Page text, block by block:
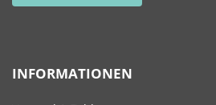
INFORMATIONEN